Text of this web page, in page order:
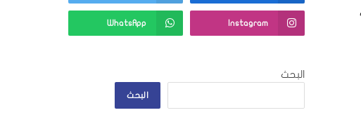
Instagram
WhatsApp
البحث
البحث